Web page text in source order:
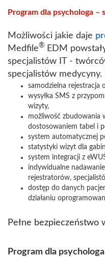
Program dla psychologa –
Możliwości jakie daje
Medfile® EDM
specjalistów IT -
specjalistów
samodzielna rejestracja
wysyłka SMS z
wizyty,
możliwość zbudowania
dostosowaniem tabel i
system automatycznej
statystyki wizyt dla
system integracji z
indywidualne
rejestratorów,
dostęp do danych
działaniu
Pełne bezpieczeństwo
Program dla psychologa